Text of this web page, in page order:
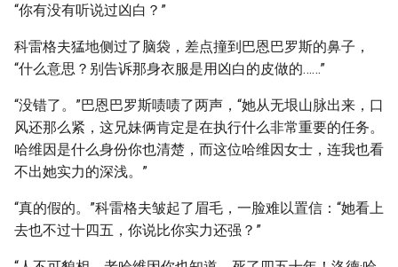
“你有没有听说过凶白？”
科雷格夫猛地侧过了脑袋，差点撞到巴恩巴罗斯的鼻子，
“什么意思？别告诉那身衣服是用凶白的皮做的……”
“没错了。”巴恩巴罗斯啧啧了两声，“她从无垠山脉出来，口
风还那么紧，这兄妹俩肯定是在执行什么非常重要的任务。
哈维因是什么身份你也清楚，而这位哈维因女士，连我也看
不出她实力的深浅。”
“真的假的。”科雷格夫皱起了眉毛，一脸难以置信：“她看上
去也不过十四五，你说比你实力还强？”